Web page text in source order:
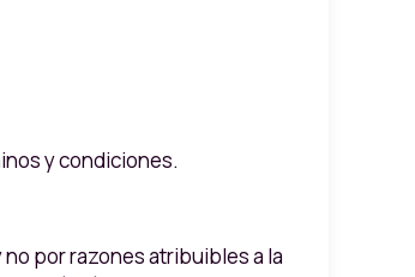
y condiciones.
por razones atribuibles a la